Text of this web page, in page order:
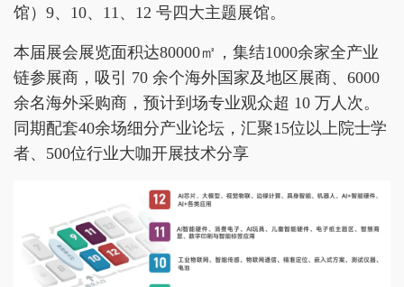
馆）9、10、11、12 号四大主题展馆。
本届展会展览面积达80000㎡，集结1000余家全产业
链参展商，吸引 70 余个海外国家及地区展商、6000
余名海外采购商，预计到场专业观众超 10 万人次。
同期配套40余场细分产业论坛，汇聚15位以上院士学
者、500位行业大咖开展技术分享